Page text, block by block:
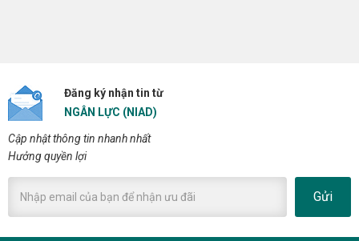
Đăng ký nhận tin từ
NGÂN LỰC (NIAD)
Cập nhật thông tin nhanh nhất
Hưởng quyền lợi
Gửi